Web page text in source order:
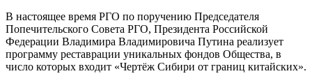
В настоящее время РГО по поручению Председателя
Попечительского Совета РГО, Президента Российской
Федерации Владимира Владимировича Путина реализует
программу реставрации уникальных фондов Общества, в
число которых входит «Чертёж Сибири от границ китайских».